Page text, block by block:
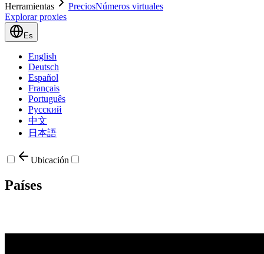
Herramientas
PreciosNúmeros virtuales
Explorar proxies
Es
English
Deutsch
Español
Français
Português
Русский
中文
日本語
Ubicación
Países